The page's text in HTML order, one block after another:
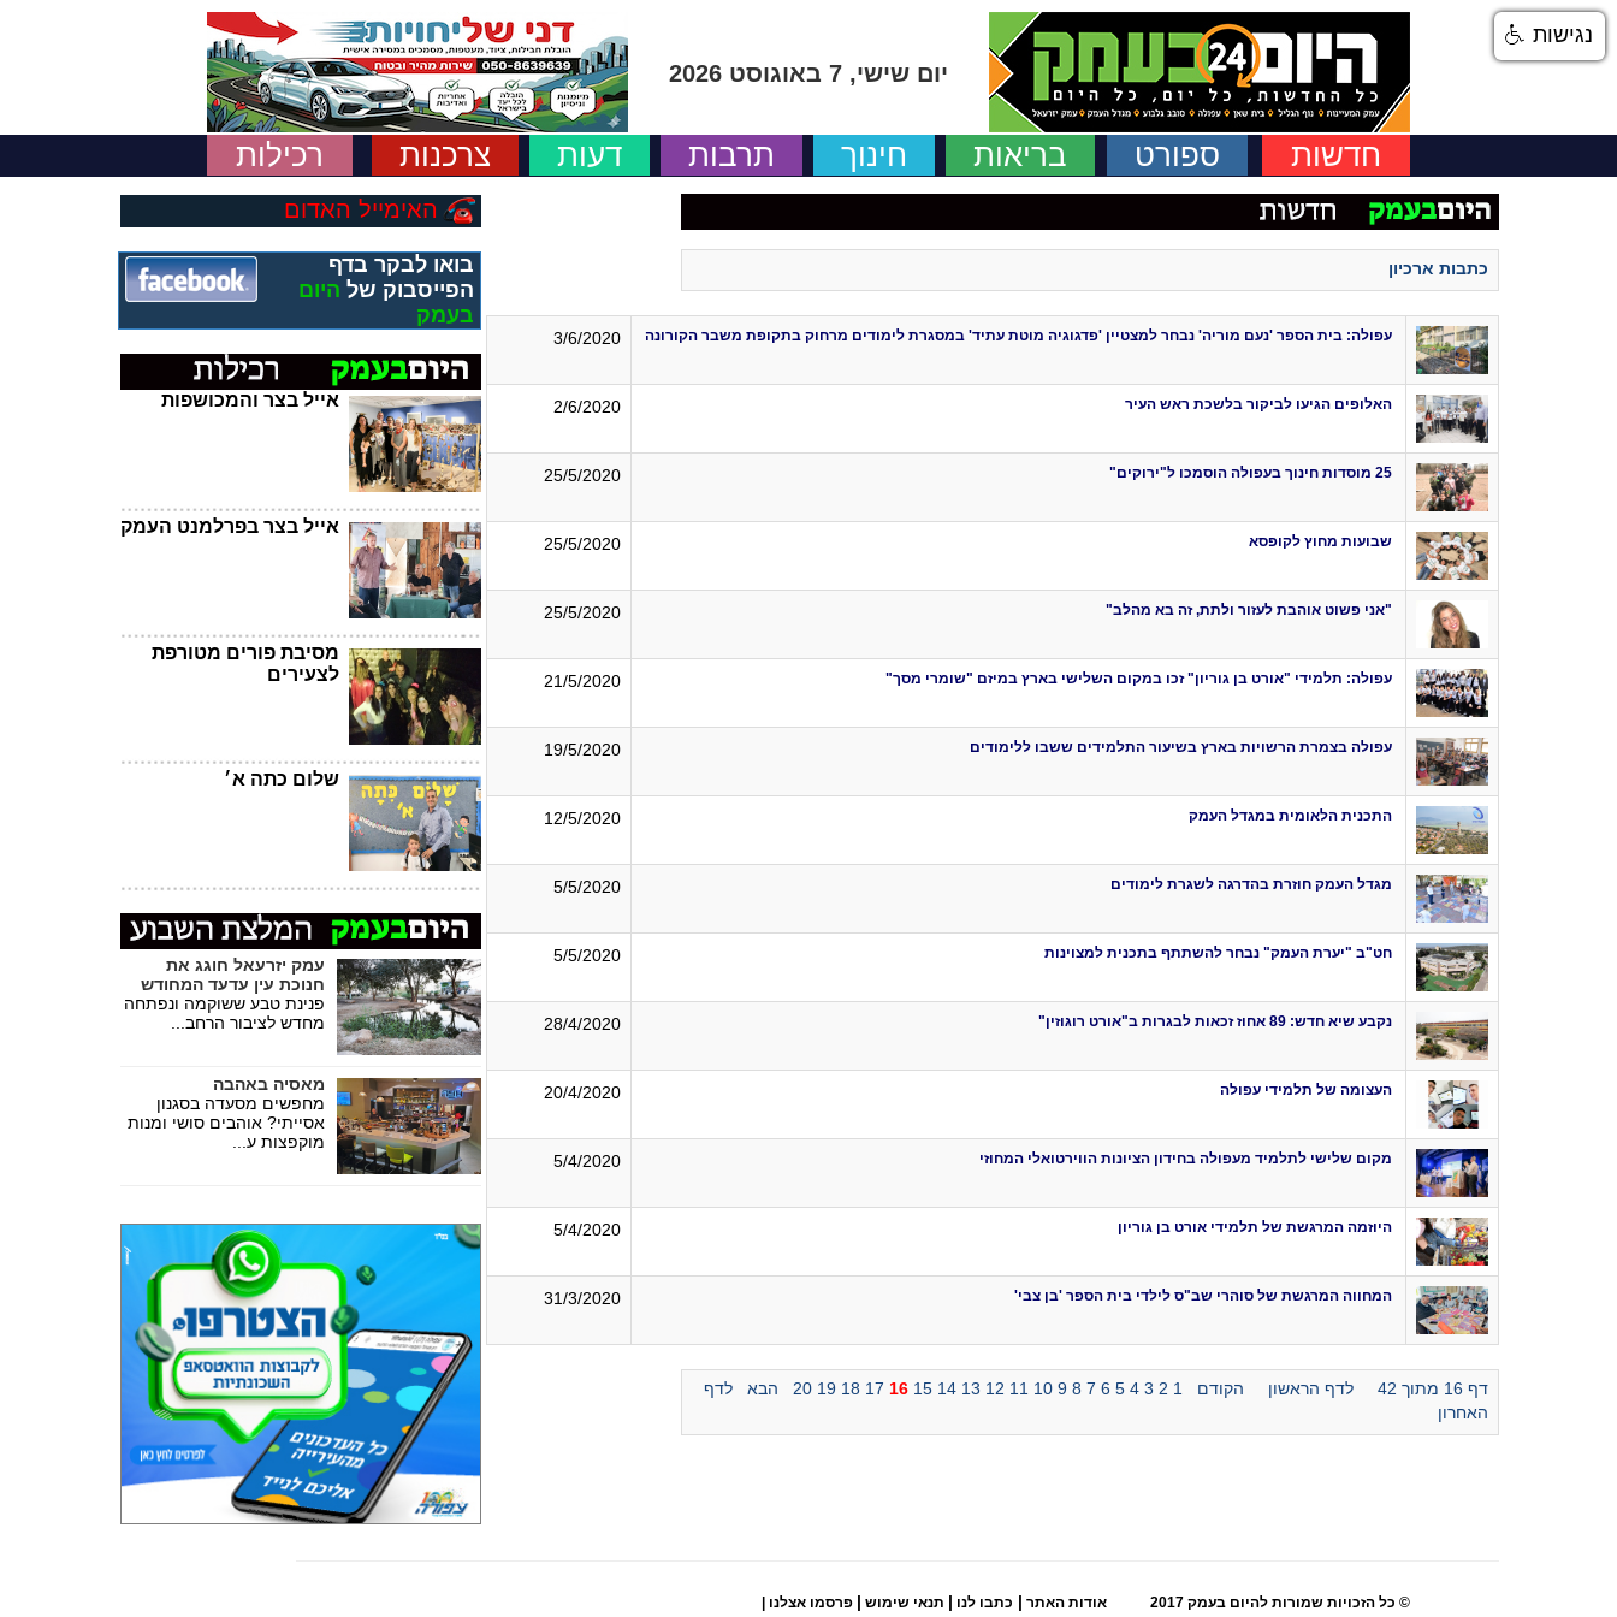
יום שישי, 7 באוגוסט 2026
חדשות ספורט בריאות חינוך תרבות דעות צרכנות רכילות
כתבות ארכיון
עפולה: בית הספר 'נעם מוריה' נבחר למצטיין 'פדגוגיה מוטת עתיד' במסגרת לימודים מרחוק בתקופת משבר הקורונה 3/6/2020
האלופים הגיעו לביקור בלשכת ראש העיר 2/6/2020
25 מוסדות חינוך בעפולה הוסמכו ל"ירוקים" 25/5/2020
שבועות מחוץ לקופסא 25/5/2020
"אני פשוט אוהבת לעזור ולתת, זה בא מהלב" 25/5/2020
עפולה: תלמידי "אורט בן גוריון" זכו במקום השלישי בארץ במיזם "שומרי מסך" 21/5/2020
עפולה בצמרת הרשויות בארץ בשיעור התלמידים ששבו ללימודים 19/5/2020
התכנית הלאומית במגדל העמק 12/5/2020
מגדל העמק חוזרת בהדרגה לשגרת לימודים 5/5/2020
חט"ב "יערת העמק" נבחר להשתתף בתכנית למצוינות 5/5/2020
נקבע שיא חדש: 89 אחוז זכאות לבגרות ב"אורט רוגוזין" 28/4/2020
העצומה של תלמידי עפולה 20/4/2020
מקום שלישי לתלמיד מעפולה בחידון הציונות הווירטואלי המחוזי 5/4/2020
היוזמה המרגשת של תלמידי אורט בן גוריון 5/4/2020
המחווה המרגשת של סוהרי שב"ס לילדי בית הספר 'בן צבי' 31/3/2020
דף 16 מתוך 42 לדף הראשון הקודם 1
2
3
4
5
6
7
8
9
10
11
12
13
14
15
16
17
18
19
20 הבא
לדף
האחרון
האימייל האדום
בואו לבקר בדף
הפייסבוק של היום
בעמק
אייל בצר והמכושפות
אייל בצר בפרלמנט העמק
מסיבת פורים מטורפת
לצעירים
שלום כתה א׳
עמק יזרעאל חוגג את
חנוכת עין עדעד המחודש
פנינת טבע ששוקמה ונפתחה
מחדש לציבור הרחב...
מאסיה באהבה
מחפשים מסעדה בסגנון
אסייתי? אוהבים סושי ומנות
מוקפצות ע...
© כל הזכויות שמורות להיום בעמק 2017 אודות האתר | כתבו לנו | תנאי שימוש | פרסמו אצלנו
נגישות